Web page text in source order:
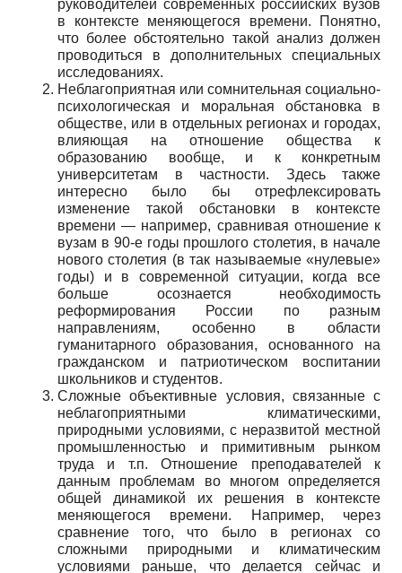
руководителей современных российских вузов
в контексте меняющегося времени. Понятно,
что более обстоятельно такой анализ должен
проводиться в дополнительных специальных
исследованиях.
Неблагоприятная или сомнительная социально-
психологическая и моральная обстановка в
обществе, или в отдельных регионах и городах,
влияющая на отношение общества к
образованию вообще, и к конкретным
университетам в частности. Здесь также
интересно было бы отрефлексировать
изменение такой обстановки в контексте
времени — например, сравнивая отношение к
вузам в 90-е годы прошлого столетия, в начале
нового столетия (в так называемые «нулевые»
годы) и в современной ситуации, когда все
больше осознается необходимость
реформирования России по разным
направлениям, особенно в области
гуманитарного образования, основанного на
гражданском и патриотическом воспитании
школьников и студентов.
Сложные объективные условия, связанные с
неблагоприятными климатическими,
природными условиями, с неразвитой местной
промышленностью и примитивным рынком
труда и т.п. Отношение преподавателей к
данным проблемам во многом определяется
общей динамикой их решения в контексте
меняющегося времени. Например, через
сравнение того, что было в регионах со
сложными природными и климатическим
условиями раньше, что делается сейчас и